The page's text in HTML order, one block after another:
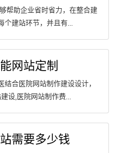
帮助企业省时省力，在整合建
个建站环节，并且有...
网站定制
合医院网站制作建设设计，
设,医院网站制作费...
需要多少钱